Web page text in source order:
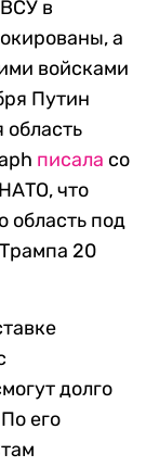
в
а
войсками
Путин
область
писала со
что
область под
20
долго
его